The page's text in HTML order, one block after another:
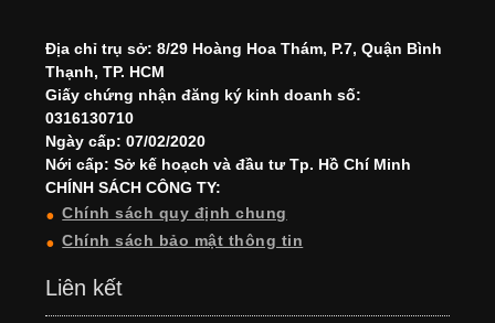
Địa chỉ trụ sở: 8/29 Hoàng Hoa Thám, P.7, Quận Bình
Thạnh, TP. HCM
Giấy chứng nhận đăng ký kinh doanh số:
0316130710
Ngày cấp: 07/02/2020
Nới cấp: Sở kế hoạch và đầu tư Tp. Hồ Chí Minh
CHÍNH SÁCH CÔNG TY:
Chính sách quy định chung
Chính sách bảo mật thông tin
Liên kết